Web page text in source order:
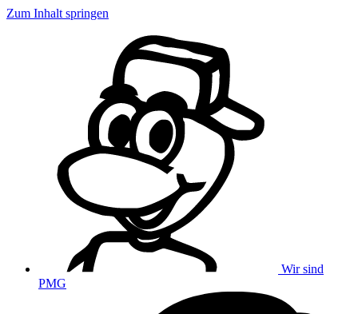
Zum Inhalt springen
Wir sind
PMG